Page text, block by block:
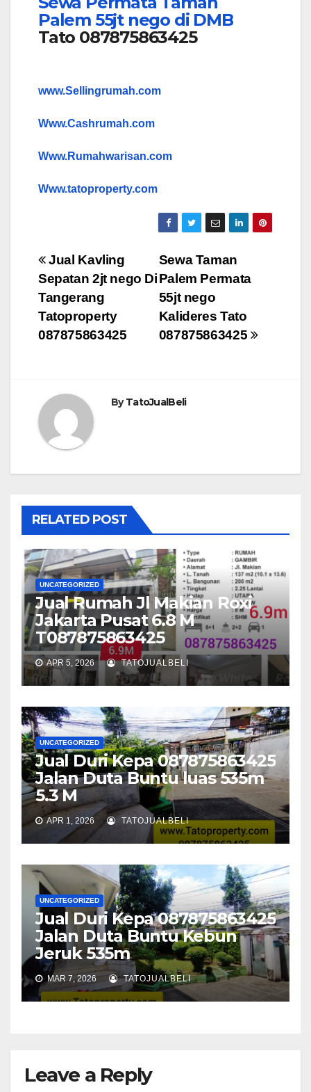
Palem 55jt nego di DMB
Tato 087875863425
www.Sellingrumah.com
Www.Cashrumah.com
Www.Rumahwarisan.com
Www.tatoproperty.com
Post
navigation
Sewa Taman
Palem Permata
55jt nego
Kalideres Tato
087875863425
Jual Kavling
Sepatan 2jt nego Di
Tangerang
Tatoproperty
087875863425
ByTatoJualBeli
RELATED POST
UNCATEGORIZED
Jual Rumah Jl Makian Roxi
Jakarta Pusat 6.8 M
T087875863425
APR 5, 2026 TATOJUALBELI
UNCATEGORIZED
Jual Duri Kepa 087875863425
Jalan Duta Buntu luas 535m
5.3 M
APR 1, 2026 TATOJUALBELI
UNCATEGORIZED
Jual Duri Kepa 087875863425
Jalan Duta Buntu Kebun
Jeruk 535m
MAR 7, 2026 TATOJUALBELI
Leave a Reply